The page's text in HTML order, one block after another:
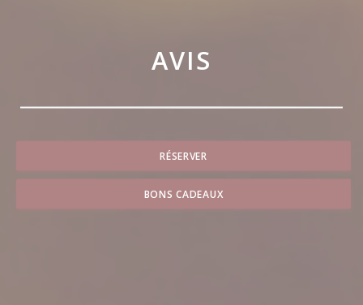
AVIS
RÉSERVER
BONS CADEAUX